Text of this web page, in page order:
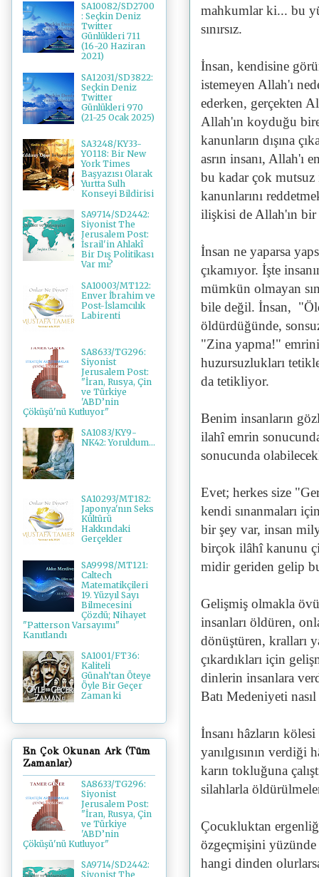
mahkumlar ki... bu
sınırsız.
İnsan, kendisine
istemeyen Allah'ı
ederken, gerçekten
Allah'ın koyduğu
kanunların dışına
asrın insanı, Allah'ı
bu kadar çok
kanunlarını
ilişkisi de Allah'ın
İnsan ne yaparsa
çıkamıyor. İşte
mümkün olmayan
bile değil. İnsan,
öldürdüğünde,
"Zina yapma!"
huzursuzlukları
da tetikliyor.
Benim insanların
ilahî emrin
sonucunda
Evet; herkes size
kendi sınanmaları
bir şey var, insan
birçok ilâhî kanunu
midir geriden gelip
Gelişmiş olmakla
insanları öldüren,
dönüştüren, kralları
çıkardıkları için
dinlerin insanlara
Batı Medeniyeti
İnsanı hâzların
yanılgısının verdiği
karın tokluğuna
silahlarla
Çocukluktan
özgeçmişini yüzünde
hangi dinden
SA10082/SD2700
: Seçkin Deniz
Twitter
Günlükleri 711
(16-20 Haziran
2021)
SA12031/SD3822:
Seçkin Deniz
Twitter
Günlükleri 970
(21-25 Ocak 2025)
SA3248/KY33-
YO118: Bir New
York Times
Başyazısı Olarak
Yurtta Sulh
Konseyi Bildirisi
SA9714/SD2442:
Siyonist The
Jerusalem Post:
İsrail'in Ahlakî
Bir Dış Politikası
Var mı?
SA10003/MT122:
Enver İbrahim ve
Post-İslamcılık
Labirenti
SA8633/TG296:
Siyonist
Jerusalem Post:
"İran, Rusya, Çin
ve Türkiye
'ABD’nin
Çöküşü'nü Kutluyor"
SA1083/KY9-
NK42: Yoruldum...
SA10293/MT182:
Japonya'nın Seks
Kültürü
Hakkındaki
Gerçekler
SA9998/MT121:
Caltech
Matematikçileri
19. Yüzyıl Sayı
Bilmecesini
Çözdü; Nihayet
"Patterson Varsayımı"
Kanıtlandı
SA1001/FT36:
Kaliteli
Günah’tan Öteye
Öyle Bir Geçer
Zaman ki
En Çok Okunan Ark (Tüm
Zamanlar)
SA8633/TG296:
Siyonist
Jerusalem Post:
"İran, Rusya, Çin
ve Türkiye
'ABD’nin
Çöküşü'nü Kutluyor"
SA9714/SD2442:
Siyonist The